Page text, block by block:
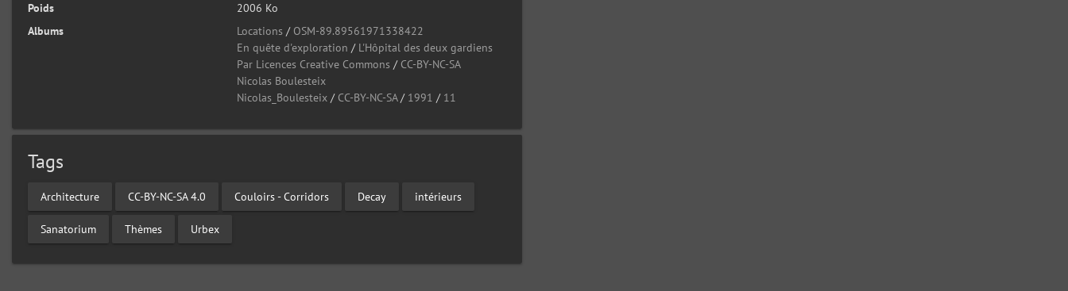
Poids
2006 Ko
Albums
Locations / OSM-89.89561971338422
En quête d'exploration / L'Hôpital des deux gardiens
Par Licences Creative Commons / CC-BY-NC-SA
Nicolas Boulesteix
Nicolas_Boulesteix / CC-BY-NC-SA/ 1991 / 11
Tags
Architecture CC-BY-NC-SA 4.0 Couloirs - Corridors Decay intérieurs
Sanatorium Thèmes Urbex